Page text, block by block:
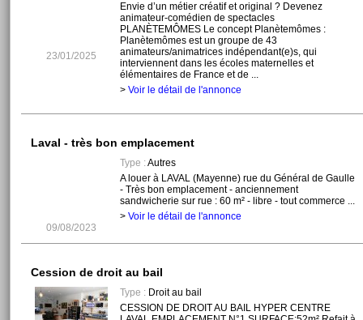
23/01/2025
Envie d’un métier créatif et original ? Devenez
animateur-comédien de spectacles
PLANÈTEMÔMES Le concept Planètemômes :
Planètemômes est un groupe de 43
animateurs/animatrices indépendant(e)s, qui
interviennent dans les écoles maternelles et
élémentaires de France et de ...
> Voir le détail de l'annonce
Laval - très bon emplacement
09/08/2023
Type :Autres
A louer à LAVAL (Mayenne) rue du Général de Gaulle
- Très bon emplacement - anciennement
sandwicherie sur rue : 60 m² - libre - tout commerce ...
> Voir le détail de l'annonce
Cession de droit au bail
Type :Droit au bail
CESSION DE DROIT AU BAIL HYPER CENTRE